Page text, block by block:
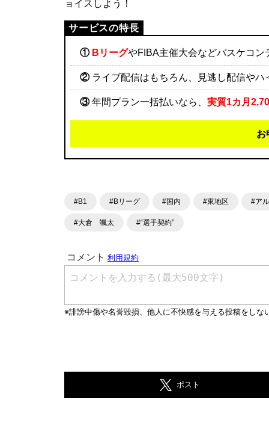
ョイスしよう！
① BリーグやFIBA主催大会などバスケコン
②ライブ配信はもちろん、見逃し配信やハ
③年間プラン一括払いなら、 実質1カ月
お
#B1 #Bリーグ #国内 #東地区 #ア
#大倉 颯太 #“選手契約”
ポスト